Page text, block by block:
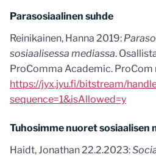
Parasosiaalinen suhde
Reinikainen, Hanna 2019:
sosiaalisessa mediassa.
ProComma Academic. ProCom
https://jyx.jyu.fi/bitstream/
sequence=1&isAllowed=y
Tuhosimme nuoret sosiaalisen
Haidt, Jonathan 22.2.2023: